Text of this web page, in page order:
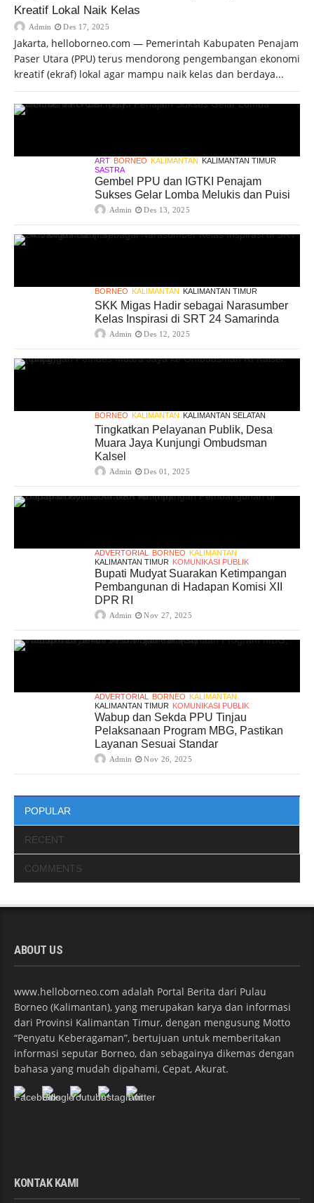
Kreatif Lokal Naik Kelas
Admin Des 17, 2025
Jakarta, helloborneo.com — Pemerintah Kabupaten Penajam
Paser Utara (PPU) terus mendorong pengembangan ekonomi
kreatif (ekraf) lokal agar mampu naik kelas dan berdaya...
ART BORNEO KALIMANTAN KALIMANTAN TIMUR
SASTRA
Gembel PPU dan IGTKI Penajam
Sukses Gelar Lomba Melukis dan Puisi
Admin Des 13, 2025
BORNEO KALIMANTAN KALIMANTAN TIMUR
SKK Migas Hadir sebagai Narasumber
Kelas Inspirasi di SRT 24 Samarinda
Admin Des 12, 2025
BORNEO KALIMANTAN KALIMANTAN SELATAN
Tingkatkan Pelayanan Publik, Desa
Muara Jaya Kunjungi Ombudsman
Kalsel
Admin Des 01, 2025
ADVERTORIAL BORNEO KALIMANTAN
KALIMANTAN TIMUR KOMUNIKASI PUBLIK
Bupati Mudyat Suarakan Ketimpangan
Pembangunan di Hadapan Komisi XII
DPR RI
Admin Nov 27, 2025
ADVERTORIAL BORNEO KALIMANTAN
KALIMANTAN TIMUR KOMUNIKASI PUBLIK
Wabup dan Sekda PPU Tinjau
Pelaksanaan Program MBG, Pastikan
Layanan Sesuai Standar
Admin Nov 26, 2025
POPULAR
RECENT
COMMENTS
ABOUT US
www.helloborneo.com adalah Portal Berita dari Pulau
Borneo (Kalimantan), yang merupakan karya dan informasi
dari Provinsi Kalimantan Timur, dengan mengusung Motto
“Penyatu Keberagaman”, bertujuan untuk memberitakan
informasi seputar Borneo, dan sebagainya dikemas dengan
bahasa yang mudah dipahami, Cepat, Akurat.
KONTAK KAMI